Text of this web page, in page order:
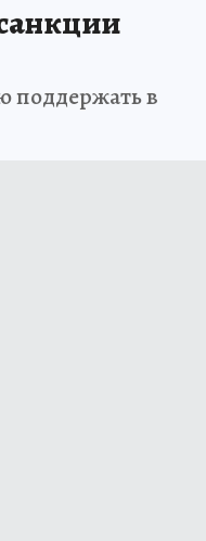
поддержать в